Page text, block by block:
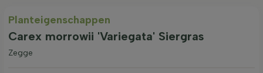
Planteigenschappen
Carex morrowii 'Variegata' Siergras
Zegge